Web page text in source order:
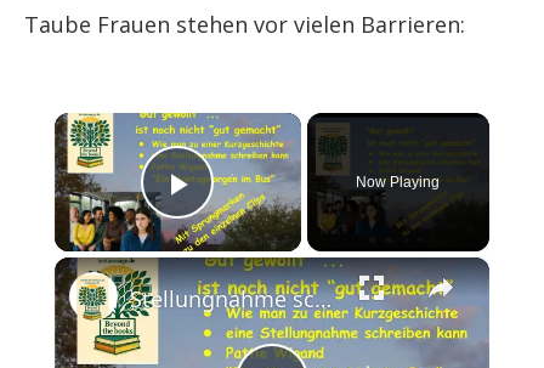
Taube Frauen stehen vor vielen Barrieren:
×
Play Video
Now Playing
×
Stellungnahme schreiben: z.B. Pattie Wigand, Montagmorgen ... - "Gut gewollt" - auch "gut gemacht"?